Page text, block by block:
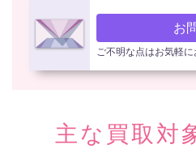
お
ご不明な点はお気軽
主な買取対